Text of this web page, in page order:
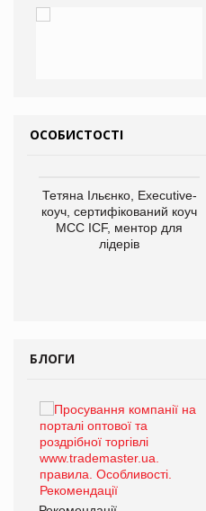
ОСОБИСТОСТІ
Тетяна Ільєнко, Executive-
коуч, сертифікований коуч
МСС ICF, ментор для
лідерів
БЛОГИ